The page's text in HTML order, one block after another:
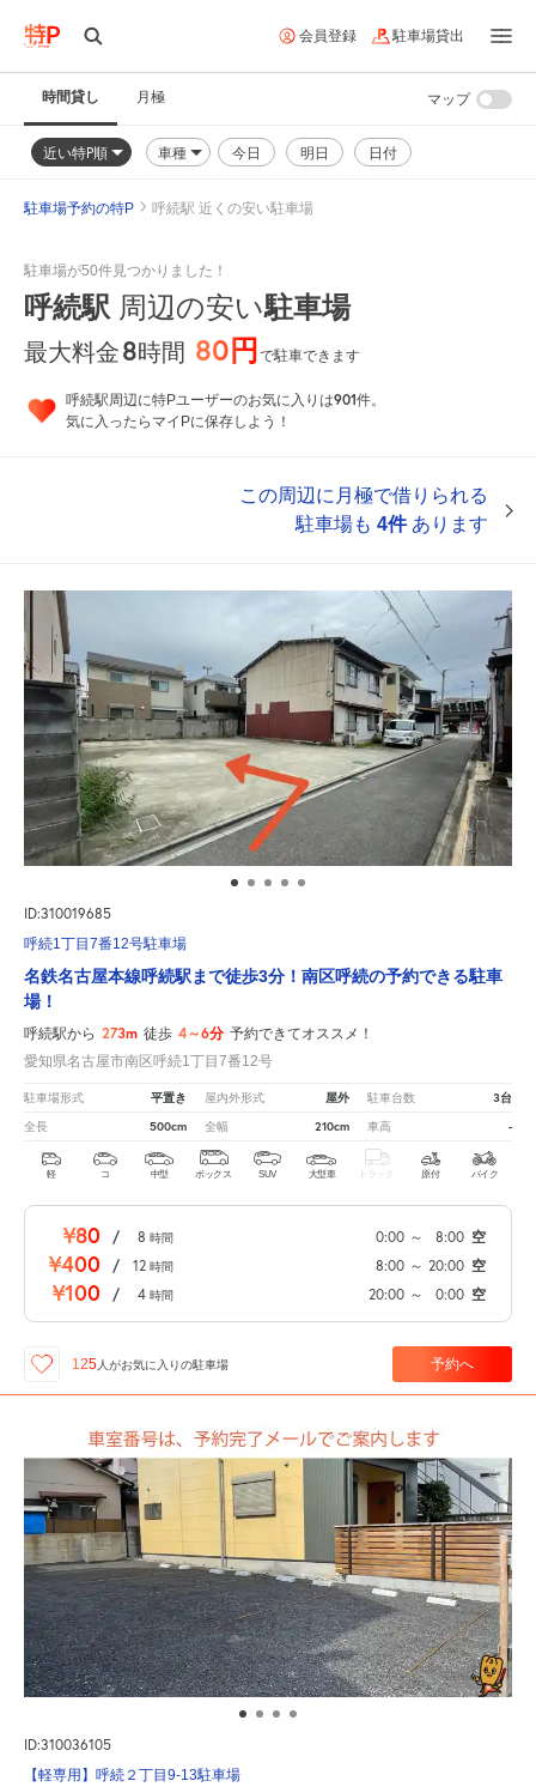
会員登録 駐車場貸出
時間貸し 月極
近い特P順 車種 今日 明日 日付
マップ
駐車場予約の特P 呼続駅 近くの安い駐車場
駐車場が50件見つかりました！
呼続駅 周辺の安い駐車場
最大料金8時間 80円で駐車できます
呼続駅周辺に特Pユーザーのお気に入りは901件。
気に入ったらマイPに保存しよう！
この周辺に月極で借りられる
駐車場も 4件あります
ID:310019685
呼続1丁目7番12号駐車場
名鉄名古屋本線呼続駅まで徒歩3分！南区呼続の予約できる駐車
場！
呼続駅から 273m 徒歩 4～6分 予約できてオススメ！
愛知県名古屋市南区呼続1丁目7番12号
駐車場形式 平置き 屋内外形式 屋外 駐車台数 3台
全長 500cm 全幅 210cm 車高 -
軽 コ 中型 ボックス SUV 大型車 トラック 原付 バイク
¥80 / 8 時間 0:00 ～ 8:00 空
¥400 / 12 時間 8:00 ～ 20:00 空
¥100 / 4 時間 20:00 ～ 0:00 空
125 人がお気に入りの駐車場 予約へ
ID:310036105
【軽専用】呼続２丁目9-13駐車場